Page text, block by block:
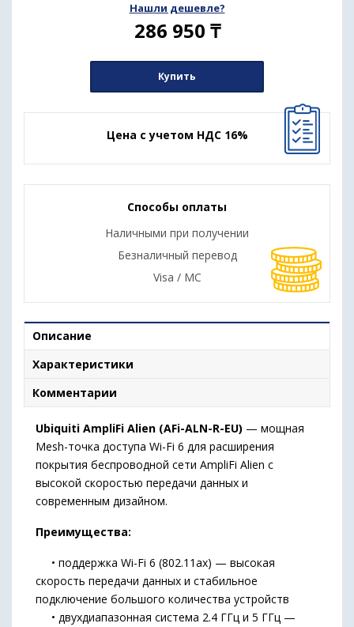
Нашли дешевле?
286 950 ₸
Купить
Цена с учетом НДС 16%
Способы оплаты
Наличными при получении
Безналичный перевод
Visa / MC
Описание
Характеристики
Комментарии
Ubiquiti AmpliFi Alien (AFi-ALN-R-EU) — мощная
Mesh-точка доступа Wi-Fi 6 для расширения
покрытия беспроводной сети AmpliFi Alien с
высокой скоростью передачи данных и
современным дизайном.
Преимущества:
• поддержка Wi-Fi 6 (802.11ax) — высокая
скорость передачи данных и стабильное
подключение большого количества устройств
• двухдиапазонная система 2.4 ГГц и 5 ГГц —